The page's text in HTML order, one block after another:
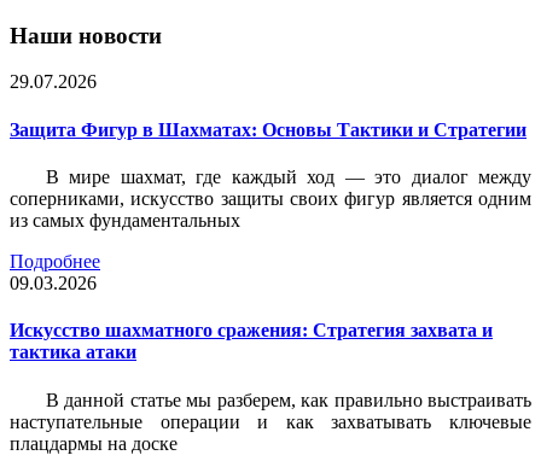
Наши новости
29.07.2026
Защита Фигур в Шахматах: Основы Тактики и Стратегии
В мире шахмат, где каждый ход — это диалог между
соперниками, искусство защиты своих фигур является одним
из самых фундаментальных
Подробнее
09.03.2026
Искусство шахматного сражения: Стратегия захвата и
тактика атаки
В данной статье мы разберем, как правильно выстраивать
наступательные операции и как захватывать ключевые
плацдармы на доске